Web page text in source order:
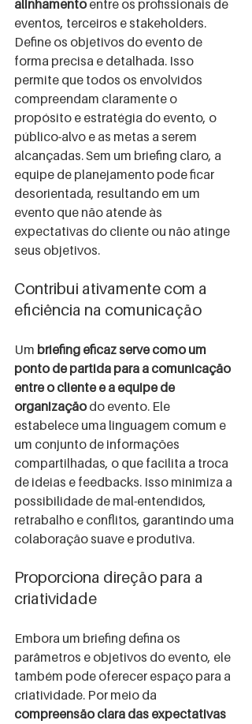
alinhamento entre os profissionais de
eventos, terceiros e stakeholders.
Define os objetivos do evento de
forma precisa e detalhada. Isso
permite que todos os envolvidos
compreendam claramente o
propósito e estratégia do evento, o
público-alvo e as metas a serem
alcançadas. Sem um briefing claro, a
equipe de planejamento pode ficar
desorientada, resultando em um
evento que não atende às
expectativas do cliente ou não atinge
seus objetivos.
Contribui ativamente com a
eficiência na comunicação
Um briefing eficaz serve como um
ponto de partida para a comunicação
entre o cliente e a equipe de
organização do evento. Ele
estabelece uma linguagem comum e
um conjunto de informações
compartilhadas, o que facilita a troca
de ideias e feedbacks. Isso minimiza a
possibilidade de mal-entendidos,
retrabalho e conflitos, garantindo uma
colaboração suave e produtiva.
Proporciona direção para a
criatividade
Embora um briefing defina os
parâmetros e objetivos do evento, ele
também pode oferecer espaço para a
criatividade. Por meio da
compreensão clara das expectativas